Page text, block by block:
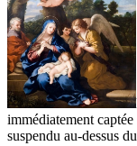
immédiatement
suspendu au-dessus